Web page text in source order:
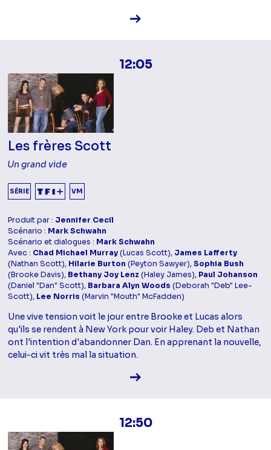
Voir la fiche diffusion
12:05
Les frères Scott
Un grand vide
SÉRIE VM
Produit par : Jennifer Cecil
Scénario : Mark Schwahn
Scénario et dialogues : Mark Schwahn
Avec : Chad Michael Murray(Lucas Scott), James Lafferty
(Nathan Scott), Hilarie Burton (Peyton Sawyer),Sophia Bush
(Brooke Davis), Bethany Joy Lenz (Haley James), Paul Johanson
(Daniel "Dan" Scott), Barbara Alyn Woods (Deborah "Deb" Lee-
Scott), Lee Norris (Marvin "Mouth" McFadden)
Une vive tension voit le jour entre Brooke et Lucas alors
qu'ils se rendent à New York pour voir Haley. Deb et Nathan
ont l'intention d'abandonner Dan. En apprenant la nouvelle,
celui-ci vit très mal la situation.
Voir la fiche diffusion
12:50